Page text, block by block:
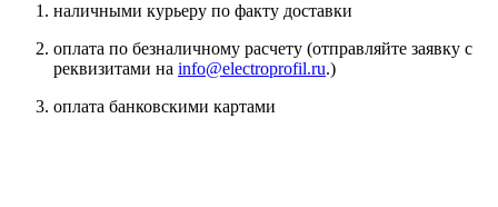
наличными курьеру по факту доставки
оплата по безналичному расчету (отправляйте заявку с
реквизитами на info@electroprofil.ru.)
оплата банковскими картами